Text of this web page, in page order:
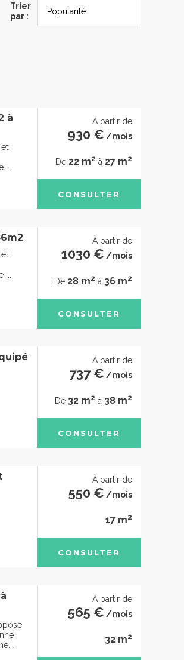
Trier
par :
à
À partir de
930 € /mois
De 22 m2 à 27 m2
CONSULTER
À partir de
1030 € /mois
De 28 m2 à 36 m2
CONSULTER
À partir de
737 € /mois
De 32 m2 à 38 m2
CONSULTER
À partir de
550 € /mois
17 m2
CONSULTER
À partir de
565 € /mois
32 m2